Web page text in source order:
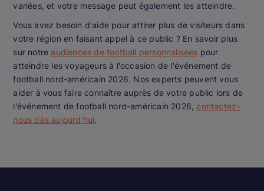
variées, et votre message peut également les atteindre.
Vous avez besoin d'aide pour attirer plus de visiteurs dans
votre région en faisant appel à ce public ? En savoir plus
sur notre audiences de football personnalisées pour
atteindre les voyageurs à l'occasion de l'événement de
football nord-américain 2026. Nos experts peuvent vous
aider à vous faire connaître auprès de votre public lors de
l'événement de football nord-américain 2026,contactez-
nous dès aujourd'hui.